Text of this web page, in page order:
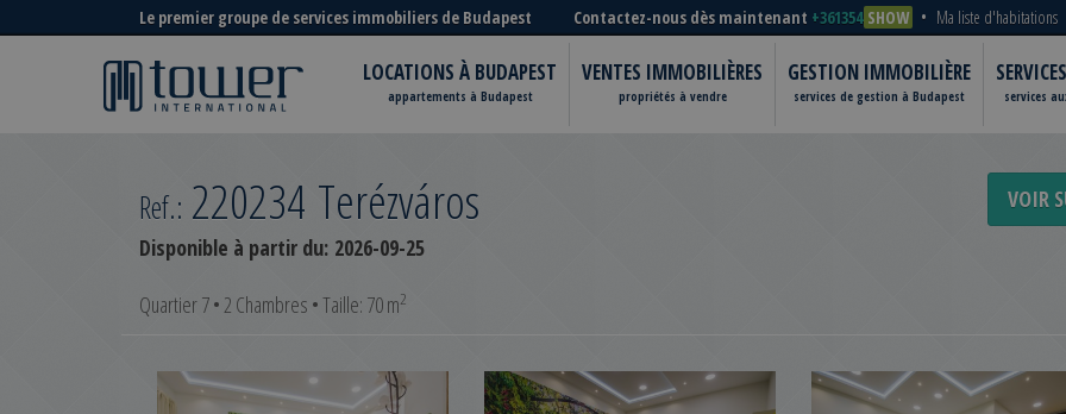
Le premier groupe de services immobiliers de Budapest Contactez-nous dès maintenant +361354 SHOW Ma liste d'habitations
LOCATIONS À BUDAPEST
appartements à Budapest
VENTES IMMOBILIÈRES
propriétés à vendre
GESTION IMMOBILIÈRE
services de gestion à Budapest services
Terézváros
Ref.: 220234
Disponible à partir du: 2026-09-25
Quartier 7 • 2 Chambres • Taille: 70 m2
VOIR